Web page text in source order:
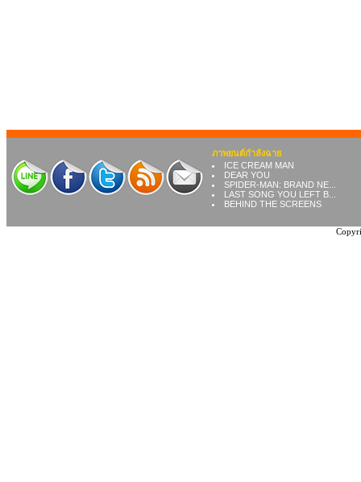
ภาพยนต์กำลังฉาย
ICE CREAM MAN
DEAR YOU
SPIDER-MAN: BRAND NE...
LAST SONG YOU LEFT B...
BEHIND THE SCREENS